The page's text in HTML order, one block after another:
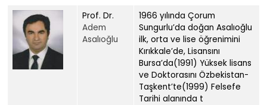
Prof. Dr.
Adem
Asalıoğlu
1966 yılında Çorum
Sungurlu’da doğan Asalıoğlu
ilk, orta ve lise öğrenimini
Kırıkkale’de, Lisansını
Bursa’da(1991) Yüksek lisans
ve Doktorasını Özbekistan-
Taşkent’te(1999) Felsefe
Tarihi alanında t